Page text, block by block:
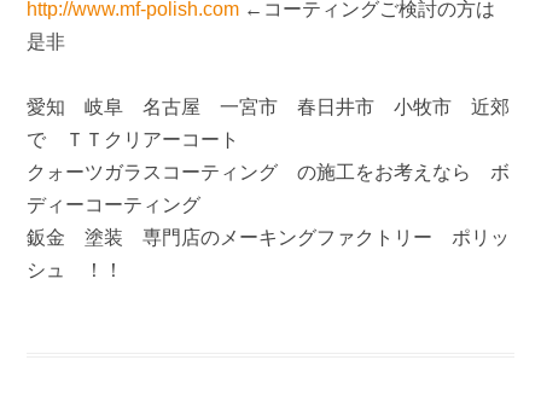
http://www.mf-polish.com ←コーティングご検討の方は
是非
愛知 岐阜 名古屋 一宮市 春日井市 小牧市 近郊
で ＴＴクリアーコート
クォーツガラスコーティング の施工をお考えなら ボ
ディーコーティング
鈑金 塗装 専門店のメーキングファクトリー ポリッ
シュ ！！